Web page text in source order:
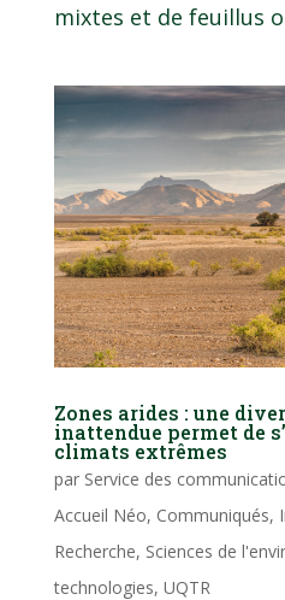
mixtes et de feuillus
Zones arides : une
inattendue permet de
climats extrêmes
par Service des
Accueil Néo, Communiqués,
Recherche, Sciences de
technologies, UQTR